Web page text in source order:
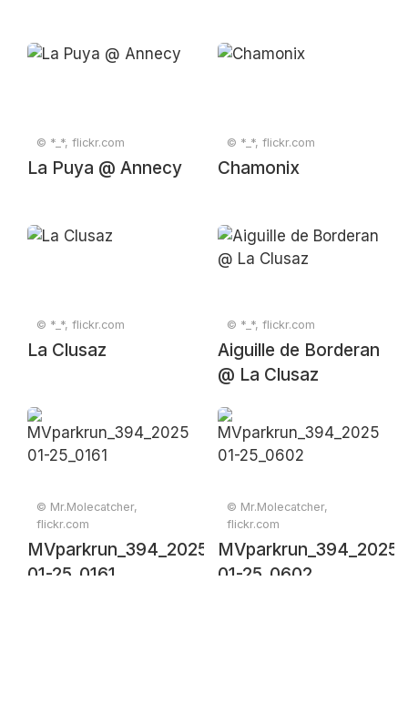
© *_*, flickr.com
La Puya @ Annecy
© *_*, flickr.com
Chamonix
© *_*, flickr.com
La Clusaz
© *_*, flickr.com
Aiguille de Borderan
@ La Clusaz
© Mr.Molecatcher,
flickr.com
MVparkrun_394_2025-
01-25_0161
© Mr.Molecatcher,
flickr.com
MVparkrun_394_2025-
01-25_0602